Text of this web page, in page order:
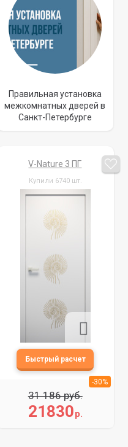
Правильная установка
межкомнатных дверей в
Санкт-Петербурге
V-Nature 3 ПГ
Купили 6740 шт.
21830р.
31 186 руб.
-30%